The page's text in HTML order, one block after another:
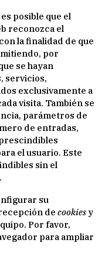
posible que el
reconozca el
la finalidad de que
por
se hayan
servicios,
exclusivamente a
visita. También se
parámetros de
de entradas,
el usuario. Este
sin el
su
de cookiesy
Por favor,
para ampliar